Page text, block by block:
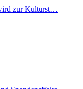
zur Kulturst…